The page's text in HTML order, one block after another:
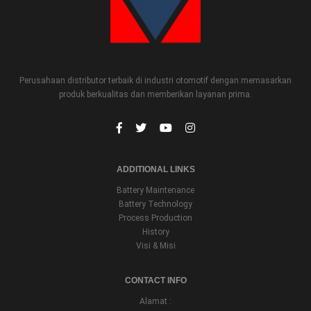
Perusahaan distributor terbaik di industri otomotif dengan memasarkan
produk berkualitas dan memberikan layanan prima.
ADDITIONAL LINKS
Battery Maintenance
Battery Technology
Process Production
History
Visi & Misi
CONTACT INFO
Alamat :